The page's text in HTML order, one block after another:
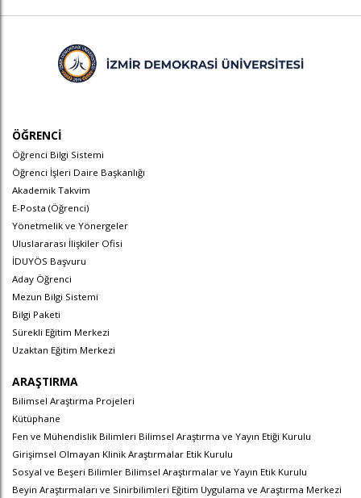
ÖĞRENCİ
Öğrenci Bilgi Sistemi
Öğrenci İşleri Daire Başkanlığı
Akademik Takvim
E-Posta (Öğrenci)
Yönetmelik ve Yönergeler
Uluslararası İlişkiler Ofisi
İDUYÖS Başvuru
Aday Öğrenci
Mezun Bilgi Sistemi
Bilgi Paketi
Sürekli Eğitim Merkezi
Uzaktan Eğitim Merkezi
ARAŞTIRMA
Bilimsel Araştırma Projeleri
Kütüphane
Fen ve Mühendislik Bilimleri Bilimsel Araştırma ve Yayın Etiği Kurulu
Girişimsel Olmayan Klinik Araştırmalar Etik Kurulu
Sosyal ve Beşeri Bilimler Bilimsel Araştırmalar ve Yayın Etik Kurulu
Beyin Araştırmaları ve Sinirbilimleri Eğitim Uygulama ve Araştırma Merkezi